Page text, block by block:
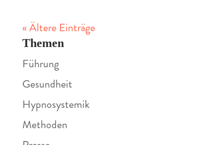
« Ältere Einträge
Themen
Führung
Gesundheit
Hypnosystemik
Methoden